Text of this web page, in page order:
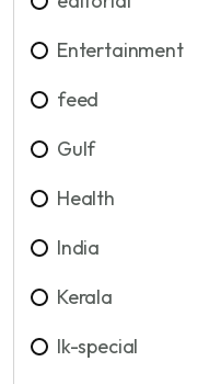
Entertainment
feed
Gulf
Health
India
Kerala
lk-special